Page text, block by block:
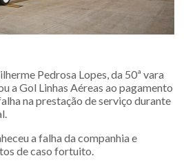
Pedrosa Lopes, da 50ª vara
a Gol Linhas Aéreas ao pagamento
na prestação de serviço durante
a falha da companhia e
de caso fortuito.